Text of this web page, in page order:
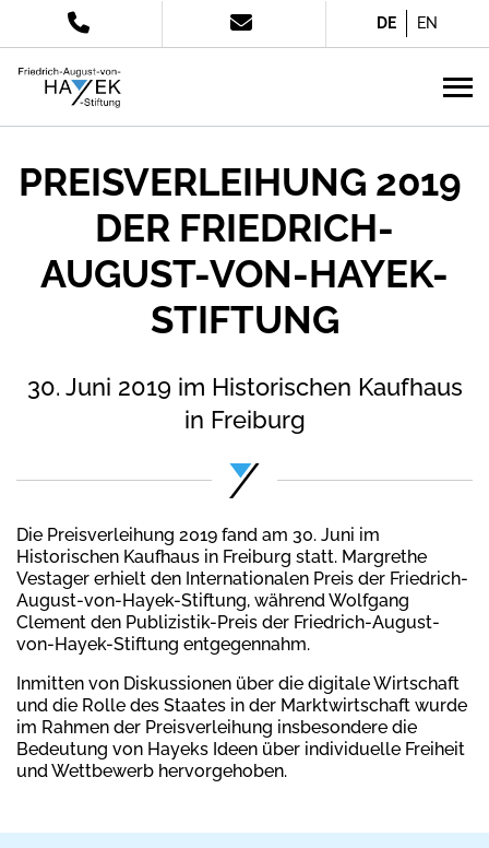
DE EN
PREISVERLEIHUNG 2019
DER FRIEDRICH-
AUGUST-VON-HAYEK-
STIFTUNG
30. Juni 2019 im Historischen Kaufhaus
in Freiburg
Die Preisverleihung 2019 fand am 30. Juni im
Historischen Kaufhaus in Freiburg statt. Margrethe
Vestager erhielt den Internationalen Preis der Friedrich-
August-von-Hayek-Stiftung, während Wolfgang
Clement den Publizistik-Preis der Friedrich-August-
von-Hayek-Stiftung entgegennahm.
Inmitten von Diskussionen über die digitale Wirtschaft
und die Rolle des Staates in der Marktwirtschaft wurde
im Rahmen der Preisverleihung insbesondere die
Bedeutung von Hayeks Ideen über individuelle Freiheit
und Wettbewerb hervorgehoben.